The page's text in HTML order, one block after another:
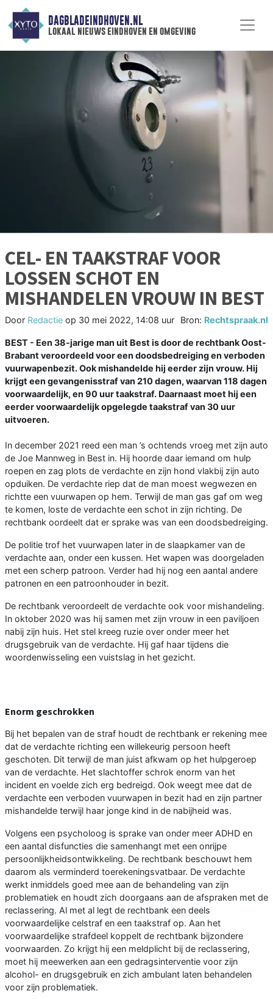
DAGBLADEINDHOVEN.NL
lokaal nieuws eindhoven en omgeving
CEL- EN TAAKSTRAF VOOR
LOSSEN SCHOT EN
MISHANDELEN VROUW IN BEST
Door Redactie op 30 mei 2022, 14:08 uur Bron: Rechtspraak.nl
BEST - Een 38-jarige man uit Best is door de rechtbank Oost-
Brabant veroordeeld voor een doodsbedreiging en verboden
vuurwapenbezit. Ook mishandelde hij eerder zijn vrouw. Hij
krijgt een gevangenisstraf van 210 dagen, waarvan 118 dagen
voorwaardelijk, en 90 uur taakstraf. Daarnaast moet hij een
eerder voorwaardelijk opgelegde taakstraf van 30 uur
uitvoeren.
In december 2021 reed een man ’s ochtends vroeg met zijn auto
de Joe Mannweg in Best in. Hij hoorde daar iemand om hulp
roepen en zag plots de verdachte en zijn hond vlakbij zijn auto
opduiken. De verdachte riep dat de man moest wegwezen en
richtte een vuurwapen op hem. Terwijl de man gas gaf om weg
te komen, loste de verdachte een schot in zijn richting. De
rechtbank oordeelt dat er sprake was van een doodsbedreiging.
De politie trof het vuurwapen later in de slaapkamer van de
verdachte aan, onder een kussen. Het wapen was doorgeladen
met een scherp patroon. Verder had hij nog een aantal andere
patronen en een patroonhouder in bezit.
De rechtbank veroordeelt de verdachte ook voor mishandeling.
In oktober 2020 was hij samen met zijn vrouw in een paviljoen
nabij zijn huis. Het stel kreeg ruzie over onder meer het
drugsgebruik van de verdachte. Hij gaf haar tijdens die
woordenwisseling een vuistslag in het gezicht.
Enorm geschrokken
Bij het bepalen van de straf houdt de rechtbank er rekening mee
dat de verdachte richting een willekeurig persoon heeft
geschoten. Dit terwijl de man juist afkwam op het hulpgeroep
van de verdachte. Het slachtoffer schrok enorm van het
incident en voelde zich erg bedreigd. Ook weegt mee dat de
verdachte een verboden vuurwapen in bezit had en zijn partner
mishandelde terwijl haar jonge kind in de nabijheid was.
Volgens een psycholoog is sprake van onder meer ADHD en
een aantal disfuncties die samenhangt met een onrijpe
persoonlijkheidsontwikkeling. De rechtbank beschouwt hem
daarom als verminderd toerekeningsvatbaar. De verdachte
werkt inmiddels goed mee aan de behandeling van zijn
problematiek en houdt zich doorgaans aan de afspraken met de
reclassering. Al met al legt de rechtbank een deels
voorwaardelijke celstraf en een taakstraf op. Aan het
voorwaardelijke strafdeel koppelt de rechtbank bijzondere
voorwaarden. Zo krijgt hij een meldplicht bij de reclassering,
moet hij meewerken aan een gedragsinterventie voor zijn
alcohol- en drugsgebruik en zich ambulant laten behandelen
voor zijn problematiek.